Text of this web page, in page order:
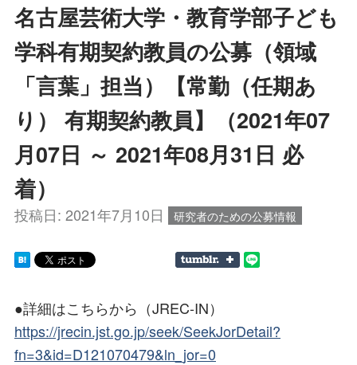
名古屋芸術大学・教育学部子ども
学科有期契約教員の公募（領域
「言葉」担当）【常勤（任期あ
り） 有期契約教員】（2021年07
月07日 ～ 2021年08月31日 必
着）
投稿日: 2021年7月10日 研究者のための公募情報
●詳細はこちらから（JREC-IN）
https://jrecin.jst.go.jp/seek/SeekJorDetail?
fn=3&id=D121070479&ln_jor=0